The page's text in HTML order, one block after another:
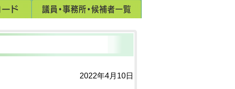
2022年4月10日